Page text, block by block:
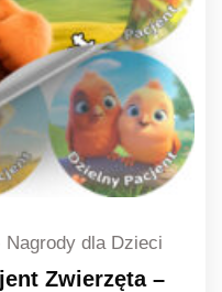
dla Dzieci
Zwierzęta –